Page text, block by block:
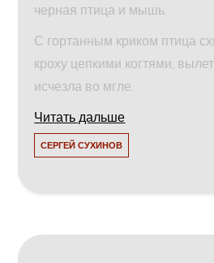
черная птица и мышь.
С гортанным криком птица
кроху цепкими когтями,
исчезла во мгле.
Читать дальше
СЕРГЕЙ СУХИНОВ